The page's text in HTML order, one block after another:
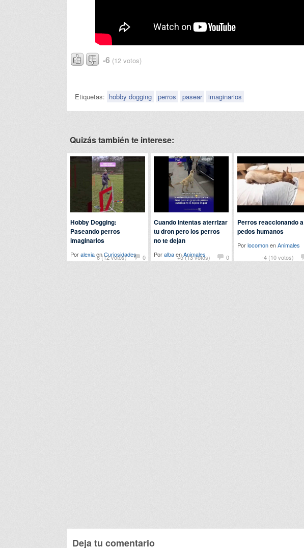
-6 (12 votos)
Etiquetas: hobby dogging perros pasear imaginarios
Quizás también te interese:
-6 (12 votos) 0
Hobby Dogging:
Paseando perros
imaginarios
PoralexiaenCuriosidades +5 (13 votos) 0
Cuando intentas aterrizar
tu dron pero los perros
no te dejan
PoralbaenAnimales -4 (10 votos)
Perros reaccionando a
pedos humanos
PorlocomonenAnimales
Deja tu comentario